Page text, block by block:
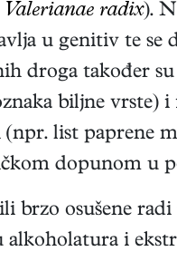
Valerianae radix).
u genitiv te
droga također
biljne vrste)
list paprene
dopunom u
brzo osušene
alkoholatura i